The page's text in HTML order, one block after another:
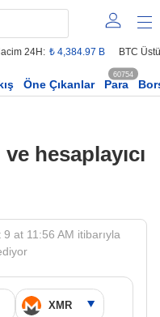
24H: ₺ 4,384.97 B BTC
Öne Çıkanlar Para
60754
hesaplayıcı
at 11:56 AM itibarıyla